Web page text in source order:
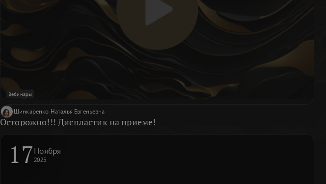
Вебинары
Шинкаренко Наталья Евгеньевна
Осторожно!!! Диспластик на приеме!
17Ноября
2025